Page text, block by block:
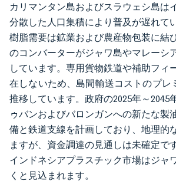
カリマンタン島およびスラウェシ島は
分散した人口集積により普及が遅れて
樹脂需要は鉱業および農産物包装に結
のコンバーターがジャワ島やマレーシ
しています。専用貨物鉄道や補助フィ
在しないため、島間輸送コストのプレ
推移しています。政府の2025年～2045
ゥバンおよびバロンガンへの新たな製
備と鉄道支線を計画しており、地理的
ますが、資金調達の見通しは未確定で
インドネシアプラスチック市場はジャ
くと見込まれます。